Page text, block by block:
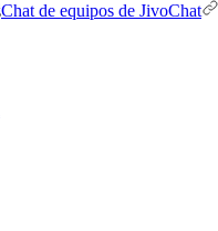
Chat de equipos de JivoChat